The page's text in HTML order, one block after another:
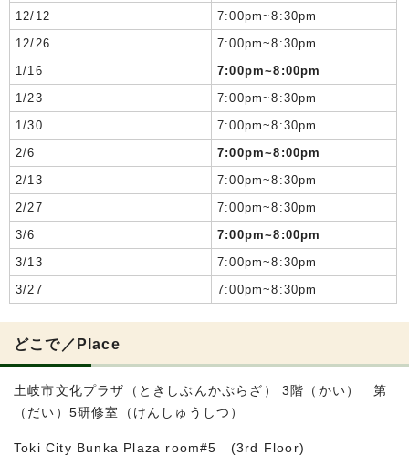
12/12
7:00pm~8:30pm
12/26
7:00pm~8:30pm
1/16
7:00pm~8:00pm
1/23
7:00pm~8:30pm
1/30
7:00pm~8:30pm
2/6
7:00pm~8:00pm
2/13
7:00pm~8:30pm
2/27
7:00pm~8:30pm
3/6
7:00pm~8:00pm
3/13
7:00pm~8:30pm
3/27
7:00pm~8:30pm
どこで／Place
土岐市文化プラザ（ときしぶんかぷらざ） 3階（かい） 第
（だい）5研修室（けんしゅうしつ）
Toki City Bunka Plaza room#5 (3rd Floor)